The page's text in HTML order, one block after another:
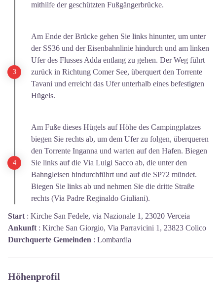
mithilfe der geschützten Fußgängerbrücke.
Am Ende der Brücke gehen Sie links hinunter, um unter
der SS36 und der Eisenbahnlinie hindurch und am linken
Ufer des Flusses Adda entlang zu gehen. Der Weg führt
zurück in Richtung Comer See, überquert den Torrente
Tavani und erreicht das Ufer unterhalb eines befestigten
Hügels.
Am Fuße dieses Hügels auf Höhe des Campingplatzes
biegen Sie rechts ab, um dem Ufer zu folgen, überqueren
den Torrente Inganna und warten auf den Hafen. Biegen
Sie links auf die Via Luigi Sacco ab, die unter den
Bahngleisen hindurchführt und auf die SP72 mündet.
Biegen Sie links ab und nehmen Sie die dritte Straße
rechts (Via Padre Reginaldo Giuliani).
Start : Kirche San Fedele, via Nazionale 1, 23020 Verceia
Ankunft : Kirche San Giorgio, Via Parravicini 1, 23823 Colico
Durchquerte Gemeinden : Lombardia
Höhenprofil